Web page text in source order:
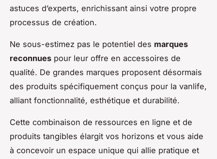
astuces d’experts, enrichissant ainsi votre propre
processus de création.
Ne sous-estimez pas le potentiel des marques
reconnues pour leur offre en accessoires de
qualité. De grandes marques proposent désormais
des produits spécifiquement conçus pour la vanlife,
alliant fonctionnalité, esthétique et durabilité.
Cette combinaison de ressources en ligne et de
produits tangibles élargit vos horizons et vous aide
à concevoir un espace unique qui allie pratique et